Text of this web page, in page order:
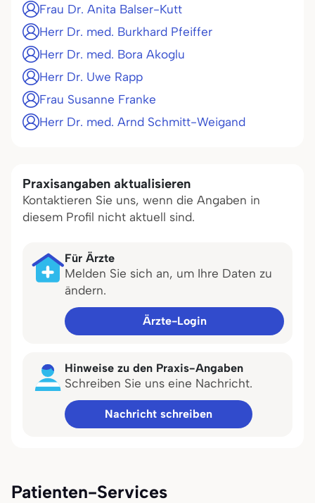
Frau Dr. Anita Balser-Kutt
Herr Dr. med. Burkhard Pfeiffer
Herr Dr. med. Bora Akoglu
Herr Dr. Uwe Rapp
Frau Susanne Franke
Herr Dr. med. Arnd Schmitt-Weigand
Praxisangaben aktualisieren
Kontaktieren Sie uns, wenn die Angaben in
diesem Profil nicht aktuell sind.
Für Ärzte
Melden Sie sich an, um Ihre Daten zu
ändern.
Ärzte-Login
Hinweise zu den Praxis-Angaben
Schreiben Sie uns eine Nachricht.
Nachricht schreiben
Patienten-Services